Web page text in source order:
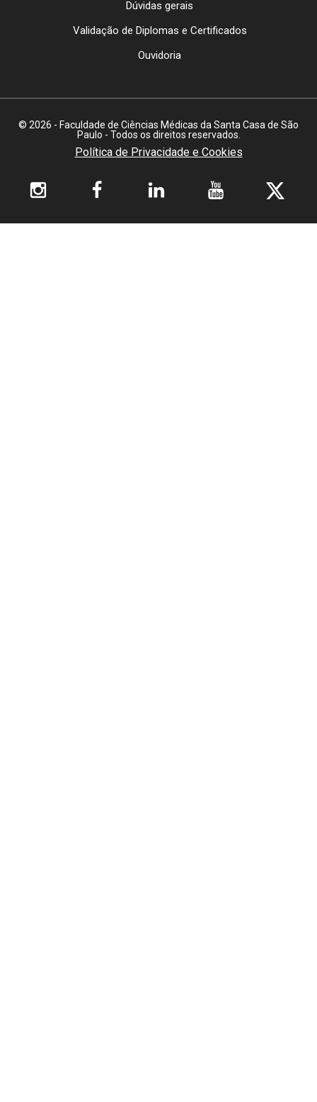
Dúvidas gerais
Validação de Diplomas e Certificados
Ouvidoria
© 2026 - Faculdade de Ciências Médicas da Santa Casa de São
Paulo - Todos os direitos reservados.
Política de Privacidade e Cookies